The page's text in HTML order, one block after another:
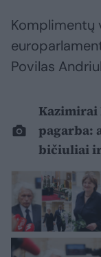
Komplimentų
Povilas
Kazimirai
pagarba:
bičiuliai